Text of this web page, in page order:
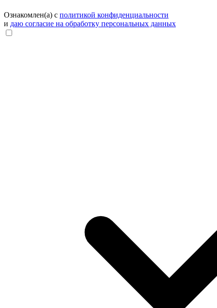
Ознакомлен(а) с политикой конфиденциальности
и даю согласие на обработку персональных данных